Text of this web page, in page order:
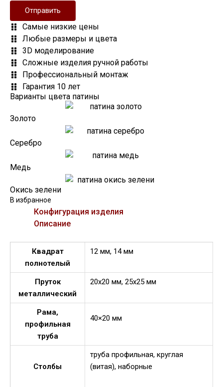
Отправить
Самые низкие цены
Любые размеры и цвета
3D моделирование
Сложные изделия ручной работы
Профессиональный монтаж
Гарантия 10 лет
Варианты цвета патины
Золото
Серебро
Медь
Окись зелени
В избранное
Конфигурация изделия
Описание
Квадрат
полнотелый
12 мм, 14 мм
Пруток
металлический
20х20 мм, 25х25 мм
Рама,
профильная
труба
40×20 мм
Столбы
труба профильная, круглая
(витая), наборные